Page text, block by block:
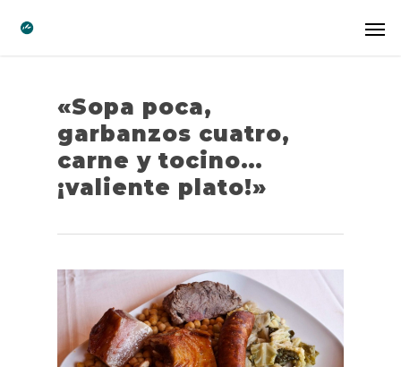
«Sopa poca,
garbanzos cuatro,
carne y tocino…
¡valiente plato!»